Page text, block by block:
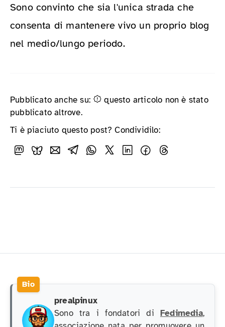
Sono convinto che sia l'unica strada che
consenta di mantenere vivo un proprio blog
nel medio/lungo periodo.
Pubblicato anche su:
questo articolo non è stato
pubblicato altrove.
Ti è piaciuto questo post? Condividilo:
prealpinux
Sono tra i fondatori di Fedimedia,